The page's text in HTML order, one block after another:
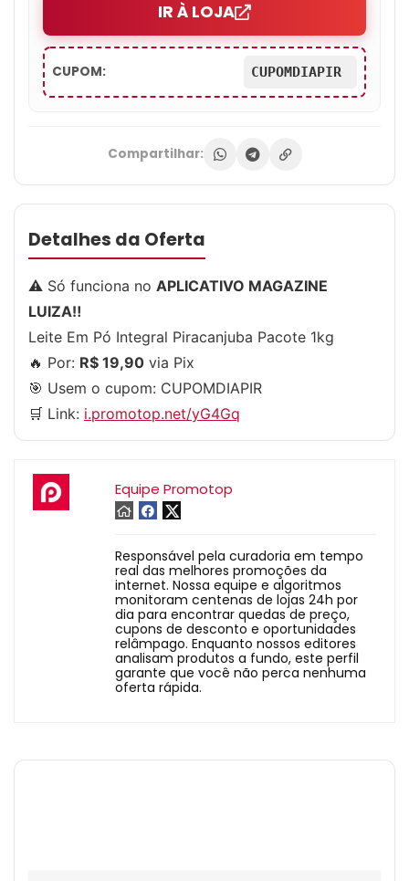
IR À LOJA
CUPOM: CUPOMDIAPIR
Compartilhar:
Detalhes da Oferta
⚠️ Só funciona no APLICATIVO MAGAZINE
LUIZA‼️
Leite Em Pó Integral Piracanjuba Pacote 1kg
🔥 Por: R$ 19,90 via Pix
🎯 Usem o cupom: CUPOMDIAPIR
🛒 Link: i.promotop.net/yG4Gq
Equipe Promotop
Responsável pela curadoria em tempo
real das melhores promoções da
internet. Nossa equipe e algoritmos
monitoram centenas de lojas 24h por
dia para encontrar quedas de preço,
cupons de desconto e oportunidades
relâmpago. Enquanto nossos editores
analisam produtos a fundo, este perfil
garante que você não perca nenhuma
oferta rápida.